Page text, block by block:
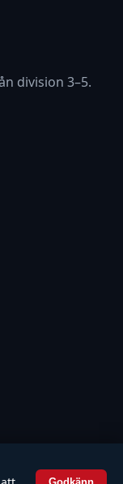
division 3–5.